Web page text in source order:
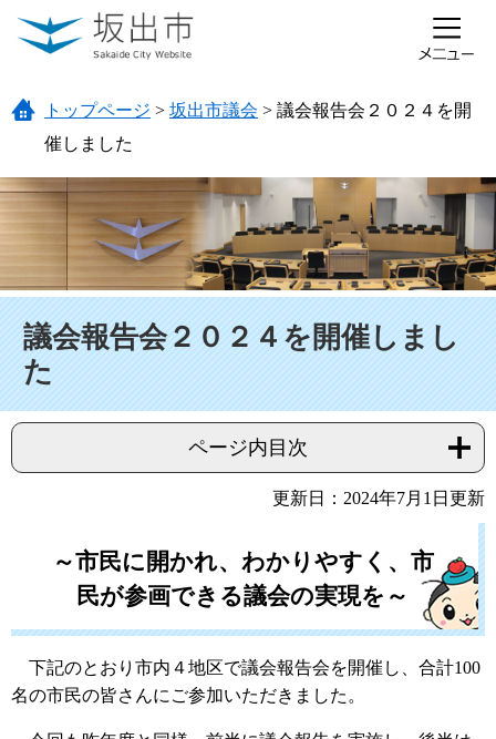
ページの先頭です。
メニューを飛ばして本文へ
トップページ > 坂出市議会 > 議会報告会２０２４を開
催しました
議会報告会２０２４を開催しまし
た
ページ内目次
更新日：2024年7月1日更新
～市民に開かれ、わかりやすく、市
民が参画できる議会の実現を～
下記のとおり市内４地区で議会報告会を開催し、合計100
名の市民の皆さんにご参加いただきました。